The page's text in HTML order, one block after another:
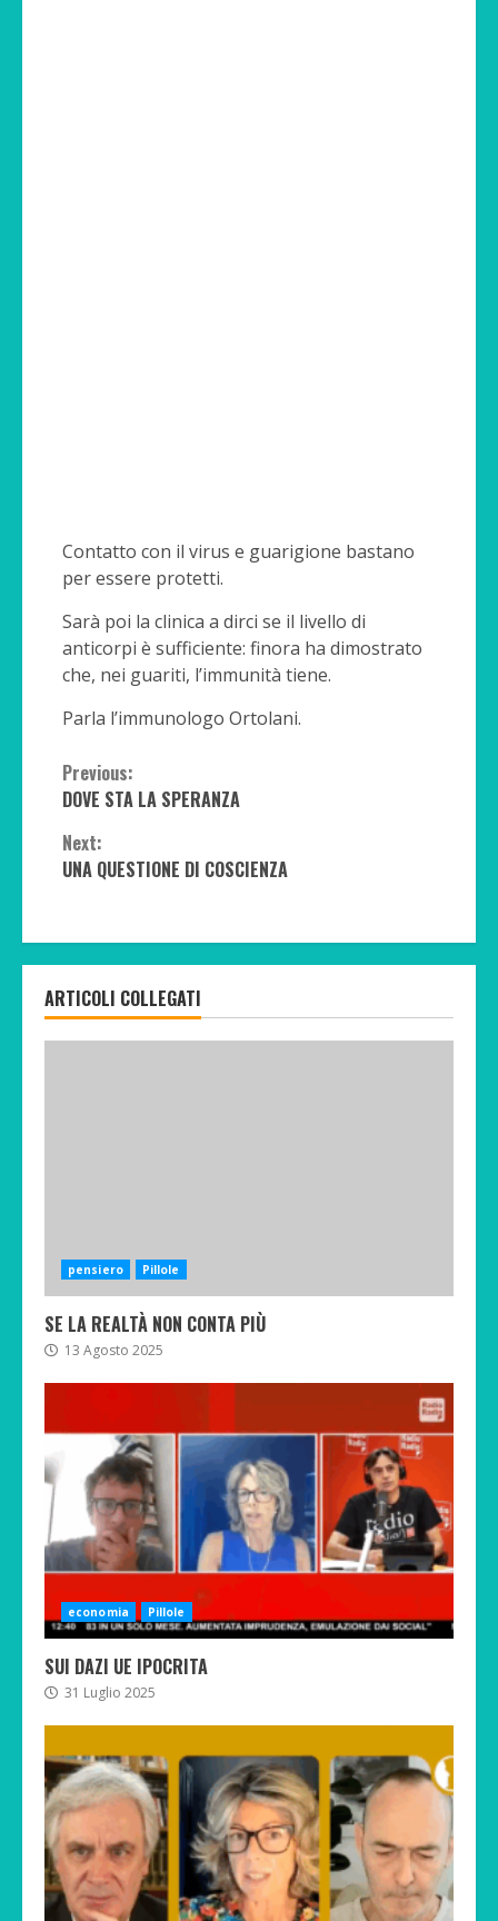
Contatto con il virus e guarigione bastano
per essere protetti.
Sarà poi la clinica a dirci se il livello di
anticorpi è sufficiente: finora ha dimostrato
che, nei guariti, l’immunità tiene.
Parla l’immunologo Ortolani.
Continue
Reading
Previous:
DOVE STA LA SPERANZA
Next:
UNA QUESTIONE DI COSCIENZA
ARTICOLI COLLEGATI
pensiero Pillole
SE LA REALTÀ NON CONTA PIÙ
13 Agosto 2025
economia Pillole
SUI DAZI UE IPOCRITA
31 Luglio 2025